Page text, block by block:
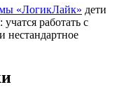
«ЛогикЛайк» дети
работать с
нестандартное